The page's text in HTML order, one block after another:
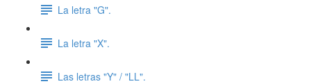
La letra "G".
La letra "X".
Las letras "Y" / "LL".